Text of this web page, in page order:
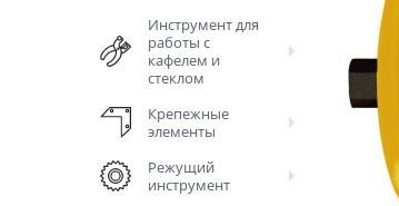
Инструмент для
работы с
кафелем и
стеклом
Крепежные
элементы
Режущий
инструмент